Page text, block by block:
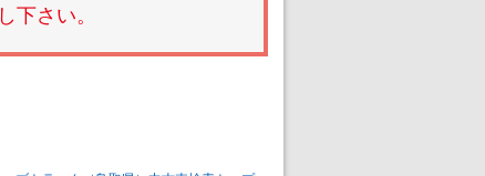
下さい。